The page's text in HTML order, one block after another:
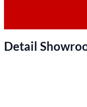
Detail